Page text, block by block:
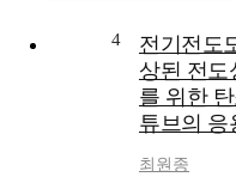
4
전기전도
상된 전도
를 위한
튜브의 응
최원종